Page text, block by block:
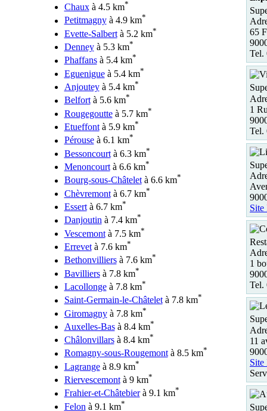
Chauxà 4.5 km*
Petitmagnyà 4.9 km*
Evette-Salbertà 5.2 km*
Denneyà 5.3 km*
Phaffansà 5.4 km*
Eguenigueà 5.4 km*
Anjouteyà 5.4 km*
Belfortà 5.6 km*
Rougegoutteà 5.7 km*
Etueffontà 5.9 km*
Pérouseà 6.1 km*
Bessoncourtà 6.3 km*
Menoncourtà 6.6 km*
Bourg-sous-Châteletà 6.6 km*
Chèvremontà 6.7 km*
Essertà 6.7 km*
Danjoutinà 7.4 km*
Vescemontà 7.5 km*
Errevetà 7.6 km*
Bethonvilliersà 7.6 km*
Bavilliersà 7.8 km*
Lacollongeà 7.8 km*
Saint-Germain-le-Châteletà 7.8 km*
Giromagnyà 7.8 km*
Auxelles-Basà 8.4 km*
Châlonvillarsà 8.4 km*
Romagny-sous-Rougemontà 8.5 km*
Lagrangeà 8.9 km*
Riervescemontà 9 km*
Frahier-et-Châtebierà 9.1 km*
Felon à 9.1 km*
65
Tel.
1
Tel.
Site
1
Tel.
11
Site